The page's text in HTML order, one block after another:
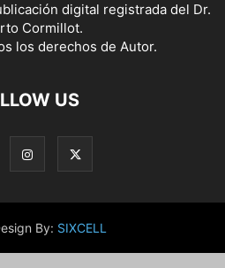
digital registrada del Dr.
Cormillot.
los derechos de Autor.
US
By: SIXCELL